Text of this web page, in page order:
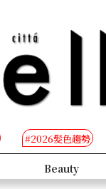
#2026髮色趨勢
Beauty